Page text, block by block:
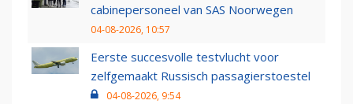
cabinepersoneel van SAS Noorwegen
04-08-2026, 10:57
Eerste succesvolle testvlucht voor
zelfgemaakt Russisch passagierstoestel
04-08-2026, 9:54